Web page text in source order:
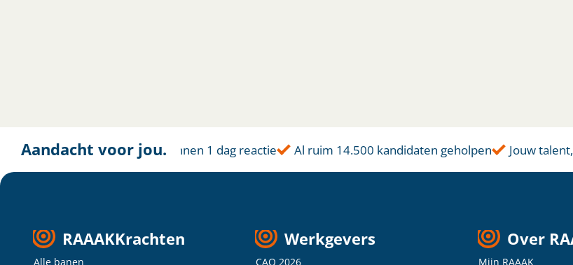
Aandacht voor jou.
Altijd dichtbij Binnen 1 dag reactie Al ruim 14.500 kandidaten geholpen Jouw talent,
RAAAKKrachten
Alle banen
Werkgevers
CAO 2026
Over
Mijn RAAAK